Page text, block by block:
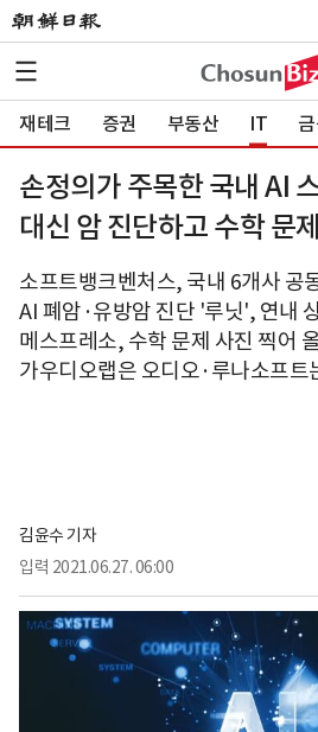
재테크 증권 부동산 IT
손정의가 주목한 국내 AI
대신 암 진단하고 수학 문
소프트뱅크벤처스, 국내 6개사 공
AI 폐암·유방암 진단 '루닛', 연내
메스프레소, 수학 문제 사진 찍어
가우디오랩은 오디오·루나소프트
김윤수 기자
입력 2021.06.27. 06:00